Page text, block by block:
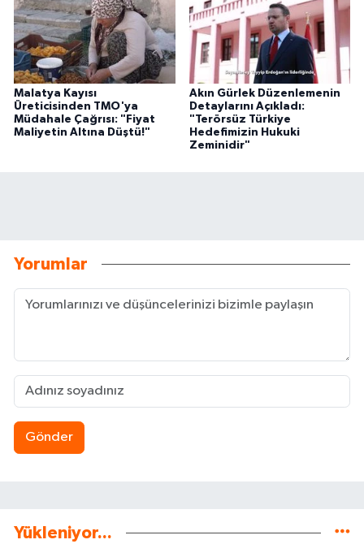
Malatya Kayısı
Üreticisinden TMO'ya
Müdahale Çağrısı: "Fiyat
Maliyetin Altına Düştü!"
Akın Gürlek Düzenlemenin
Detaylarını Açıkladı:
"Terörsüz Türkiye
Hedefimizin Hukuki
Zeminidir"
Yorumlar
Gönder
Yükleniyor...